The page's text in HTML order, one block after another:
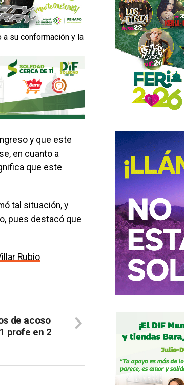
a su conformación y la
y que este
en cuanto a
que este
tal situación, y
pues destacó que
Rubio
de acoso
profe en 2